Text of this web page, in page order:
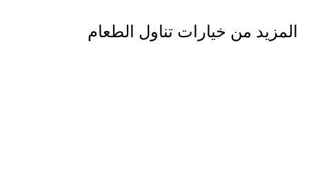
المزيد من خيارات تناول الطعام